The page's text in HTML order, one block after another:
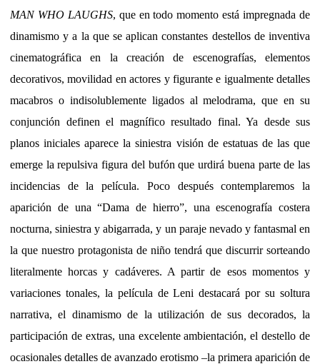
MAN WHO LAUGHS, que en todo momento está impregnada de
dinamismo y a la que se aplican constantes destellos de inventiva
cinematográfica en la creación de escenografías, elementos
decorativos, movilidad en actores y figurante e igualmente detalles
macabros o indisolublemente ligados al melodrama, que en su
conjunción definen el magnífico resultado final. Ya desde sus
planos iniciales aparece la siniestra visión de estatuas de las que
emerge la repulsiva figura del bufón que urdirá buena parte de las
incidencias de la película. Poco después contemplaremos la
aparición de una “Dama de hierro”, una escenografía costera
nocturna, siniestra y abigarrada, y un paraje nevado y fantasmal en
la que nuestro protagonista de niño tendrá que discurrir sorteando
literalmente horcas y cadáveres. A partir de esos momentos y
variaciones tonales, la película de Leni destacará por su soltura
narrativa, el dinamismo de la utilización de sus decorados, la
participación de extras, una excelente ambientación, el destello de
ocasionales detalles de avanzado erotismo –la primera aparición de